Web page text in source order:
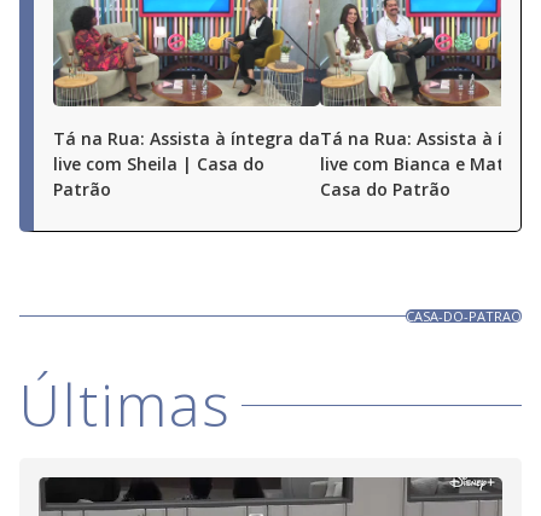
Tá na Rua: Assista à íntegra da
live com Sheila | Casa do
Patrão
Tá na Rua: Assista à
live com Bianca e
Casa do Patrão
CASA-DO-PATRAO
Últimas